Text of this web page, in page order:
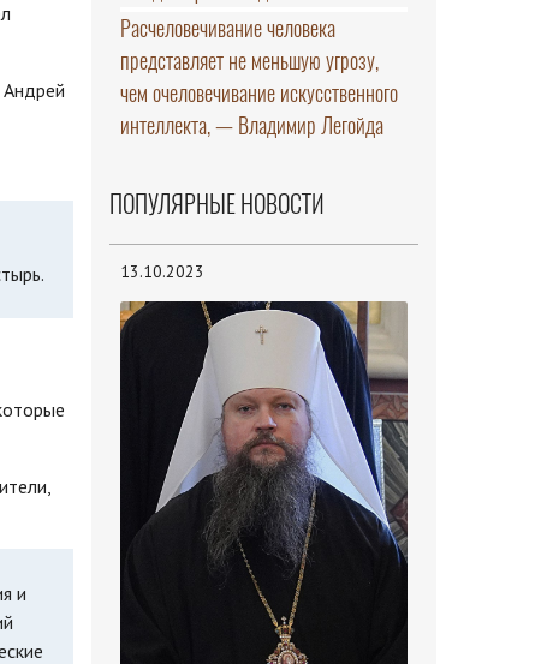
и
Расчеловечивание человека
представляет не меньшую угрозу,
чем очеловечивание искусственного
интеллекта, — Владимир Легойда
ПОПУЛЯРНЫЕ НОВОСТИ
13.10.2023